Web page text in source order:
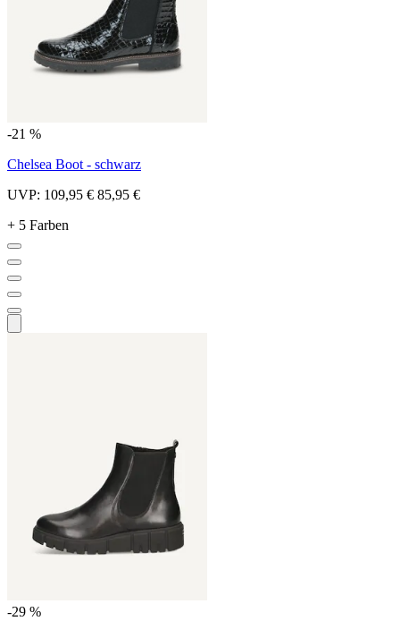
-21 %
Chelsea Boot - schwarz
UVP: 109,95 € 85,95 €
+ 5 Farben
-29 %